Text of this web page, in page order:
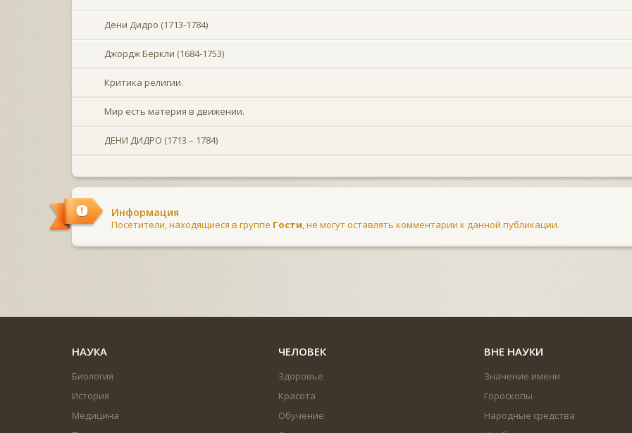
Дени Дидро (1713-1784)
Джордж Беркли (1684-1753)
Критика религии.
Мир есть материя в движении.
ДЕНИ ДИДРО (1713 – 1784)
Информация
Посетители, находящиеся в группе Гости, не могут оставлять комментарии к данной публикации.
НАУКА
Биология
История
Медицина
ЧЕЛОВЕК
Здоровье
Красота
Обучение
ВНЕ НАУКИ
Значение имени
Гороскопы
Народные средства